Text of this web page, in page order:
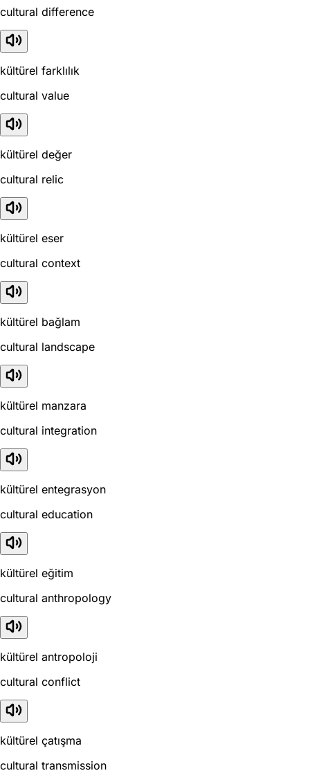
cultural difference
kültürel farklılık
cultural value
kültürel değer
cultural relic
kültürel eser
cultural context
kültürel bağlam
cultural landscape
kültürel manzara
cultural integration
kültürel entegrasyon
cultural education
kültürel eğitim
cultural anthropology
kültürel antropoloji
cultural conflict
kültürel çatışma
cultural transmission